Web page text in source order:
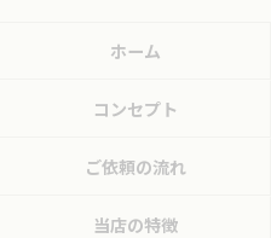
ホーム
コンセプト
ご依頼の流れ
当店の特徴